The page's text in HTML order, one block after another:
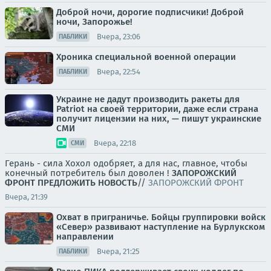
Доброй ночи, дорогие подписчики! Доброй
ночи, Запорожье!
ПАБЛИКИ Вчера, 23:06
Хроника специальной военной операции
ПАБЛИКИ Вчера, 22:54
Украине не дадут производить ракеты для
Patriot на своей территории, даже если страна
получит лицензии на них, — пишут украинские
СМИ
СМИ Вчера, 22:18
Герань - сила Хохол одобряет, а для нас, главное, чтобы
конечный потребитель был доволен ! ЗАПОРОЖСКИЙ
ФРОНТ ПРЕДЛОЖИТЬ НОВОСТЬ// ЗАПОРОЖСКИЙ ФРОНТ
Вчера, 21:39
Охват в приграничье. Бойцы группировки войск
«Север» развивают наступление на Бурлукском
направлении
ПАБЛИКИ Вчера, 21:25